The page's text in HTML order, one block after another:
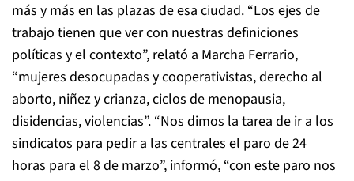
más y más en las plazas de esa ciudad. “Los ejes de
trabajo tienen que ver con nuestras definiciones
políticas y el contexto”, relató a Marcha Ferrario,
“mujeres desocupadas y cooperativistas, derecho al
aborto, niñez y crianza, ciclos de menopausia,
disidencias, violencias”. “Nos dimos la tarea de ir a los
sindicatos para pedir a las centrales el paro de 24
horas para el 8 de marzo”, informó, “con este paro nos